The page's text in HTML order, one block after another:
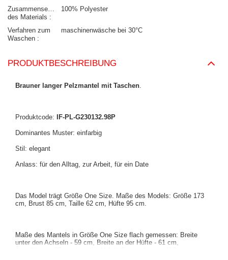
Zusammensetzung
des Materials
100% Polyester
Verfahren zum
Waschen
maschinenwäsche bei 30°C
PRODUKTBESCHREIBUNG
Brauner langer Pelzmantel mit Taschen
Produktcode: IF-PL-G230132.98P
Dominantes Muster: einfarbig
Stil: elegant
Anlass: für den Alltag, zur Arbeit, für ein Date
Das Model trägt Größe One Size. Maße des Models: Größe 173
cm, Brust 85 cm, Taille 62 cm, Hüfte 95 cm
Maße des Mantels in Größe One Size flach gemessen: Breite
unter den Achseln - 59 cm, Breite an der Hüfte - 61 cm,